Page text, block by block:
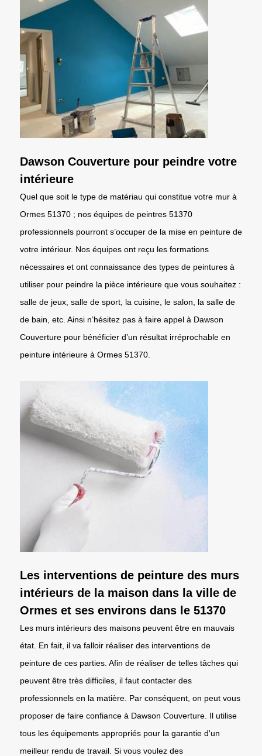
Dawson Couverture pour peindre votre
intérieure
Quel que soit le type de matériau qui constitue votre mur à
Ormes 51370 ; nos équipes de peintres 51370
professionnels pourront s’occuper de la mise en peinture de
votre intérieur. Nos équipes ont reçu les formations
nécessaires et ont connaissance des types de peintures à
utiliser pour peindre la pièce intérieure que vous souhaitez :
salle de jeux, salle de sport, la cuisine, le salon, la salle de
de bain, etc. Ainsi n’hésitez pas à faire appel à Dawson
Couverture pour bénéficier d’un résultat irréprochable en
peinture intérieure à Ormes 51370.
Les interventions de peinture des murs
intérieurs de la maison dans la ville de
Ormes et ses environs dans le 51370
Les murs intérieurs des maisons peuvent être en mauvais
état. En fait, il va falloir réaliser des interventions de
peinture de ces parties. Afin de réaliser de telles tâches qui
peuvent être très difficiles, il faut contacter des
professionnels en la matière. Par conséquent, on peut vous
proposer de faire confiance à Dawson Couverture. Il utilise
tous les équipements appropriés pour la garantie d'un
meilleur rendu de travail. Si vous voulez des